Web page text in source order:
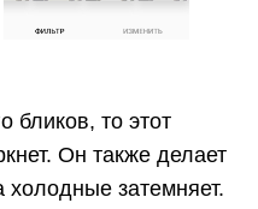
бликов, то этот
Он также делает
холодные затемняет.